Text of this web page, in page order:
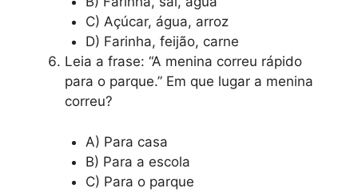
C) Açúcar, água, arroz
D) Farinha, feijão, carne
Leia a frase: “A menina correu rápido
para o parque.” Em que lugar a menina
correu?
A) Para casa
B) Para a escola
C) Para o parque